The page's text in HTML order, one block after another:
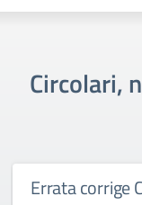
Circolari,
Errata corrige